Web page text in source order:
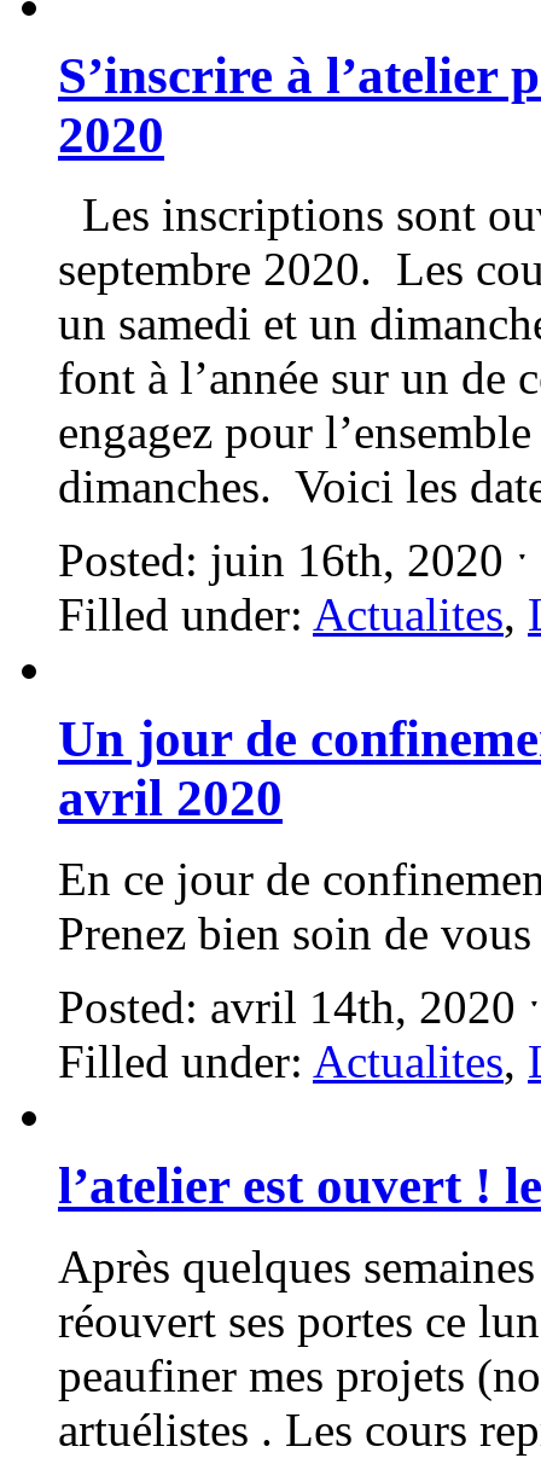
S’inscrire à l’atelier
2020
Les inscriptions sont
septembre 2020. Les
un samedi et un
font à l’année sur un de
engagez pour
dimanches. Voici les
Posted: juin 16th, 2020
Filled under: Actualites,
Un jour de
avril 2020
En ce jour de
Prenez bien soin de
Posted: avril 14th, 2020
Filled under: Actualites,
l’atelier est ouvert !
Après quelques
réouvert ses portes ce
peaufiner mes projets
artuélistes . Les cours